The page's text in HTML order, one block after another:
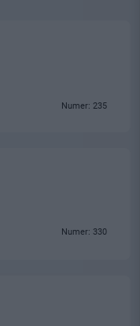
Numer: 235
Numer: 330